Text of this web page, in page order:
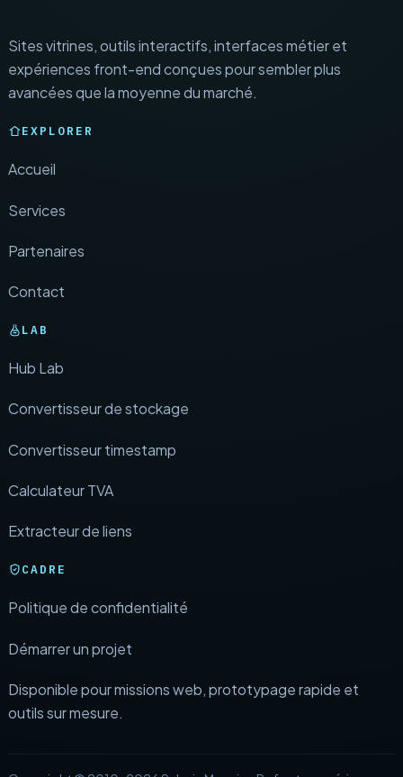
Sites vitrines, outils interactifs, interfaces métier et
expériences front-end conçues pour sembler plus
avancées que la moyenne du marché.
EXPLORER
Accueil
Services
Partenaires
Contact
LAB
Hub Lab
Convertisseur de stockage
Convertisseur timestamp
Calculateur TVA
Extracteur de liens
CADRE
Politique de confidentialité
Démarrer un projet
Disponible pour missions web, prototypage rapide et
outils sur mesure.